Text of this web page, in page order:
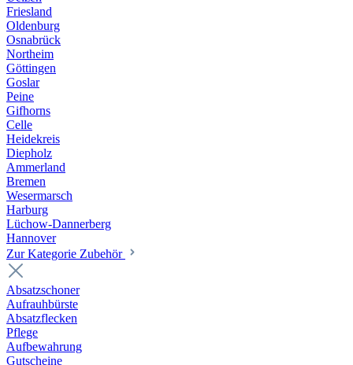
Friesland
Oldenburg
Osnabrück
Northeim
Göttingen
Goslar
Peine
Gifhorns
Celle
Heidekreis
Diepholz
Ammerland
Bremen
Wesermarsch
Harburg
Lüchow-Dannerberg
Hannover
Zur Kategorie Zubehör
Absatzschoner
Aufrauhbürste
Absatzflecken
Pflege
Aufbewahrung
Gutscheine